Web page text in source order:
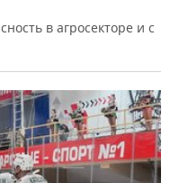
в агросекторе и с